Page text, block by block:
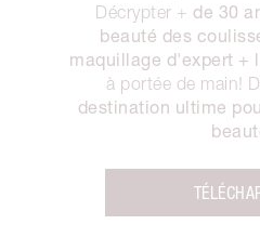
Décrypter + de 30
beauté des
maquillage d'expert +
à portée de main!
destination ultime